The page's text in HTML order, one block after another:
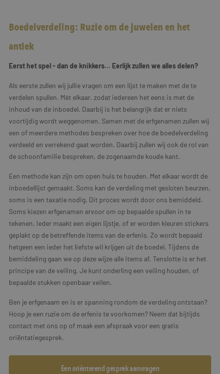
Boedelverdeling: Ruzie om de juwelen en het
antiek
Eerst het spel - dan de knikkers... Eerlijk zullen we alles delen?
Als eerste zullen wij jullie vragen om een lijst te maken met de te
verdelen spullen. Mét elkaar, zodat iedereen het eens is met de
inhoud van de inboedel. Daarbij is het belangrijk dat er niets
voortijdig wordt weggenomen. Samen met de erfgenamen zullen wij
een of meerdere methodes bespreken over hoe de boedelverdeling
verdeeld en verrekend gaat worden. Daarbij zullen wij ook de rol van
de schoonfamilie bespreken, de zogenaamde koude kant.
Een methode kan zijn om open huis te houden. Met elkaar wordt de
inboedellijst gemaakt. Soms kan de verdeling met gesloten beurzen,
soms is een taxatie nodig. Dit proces wordt door ons bemiddeld.
Soms kiezen erfgenamen ervoor om op bepaalde spullen in te
tekenen. Ieder maakt een eigen lijstje, of er worden kleuren stickers
geplakt op de betreffende items van de erfenis. Zo wordt bepaald
hetgeen een ieder het liefste wil krijgen uit de boedel. Tijdens de
bemiddeling gaan we op deze wijze alle items af. Tenslotte is er het
principe van de veiling. Je kunt onderling een veiling houden, of
bepaalde stukken openbaar veilen.
Ben je erfgenaam en is er spanning rondom de verdeling ontstaan?
Hoop je een ruzie om de erfenis te voorkomen? Neem dat bijtijds
contact met ons op of maak een afspraak voor een gratis
oriëntatiegesprek.
Een oriënterend gesprek aanvragen